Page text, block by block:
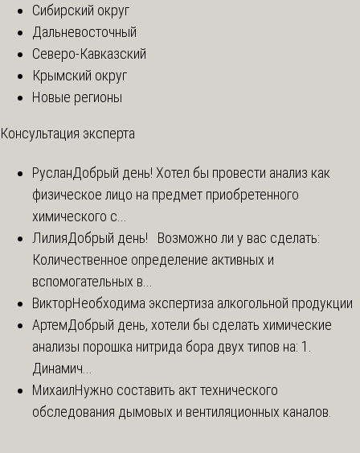
Сибирский округ
Дальневосточный
Северо-Кавказский
Крымский округ
Новые регионы
Консультация эксперта
РусланДобрый день! Хотел бы провести анализ как
физическое лицо на предмет приобретенного
химического с...
ЛилияДобрый день! Возможно ли у вас сделать:
Количественное определение активных и
вспомогательных в...
ВикторНеобходима экспертиза алкогольной продукции
АртемДобрый день, хотели бы сделать химические
анализы порошка нитрида бора двух типов на: 1.
Динамич...
МихаилНужно составить акт технического
обследования дымовых и вентиляционных каналов.